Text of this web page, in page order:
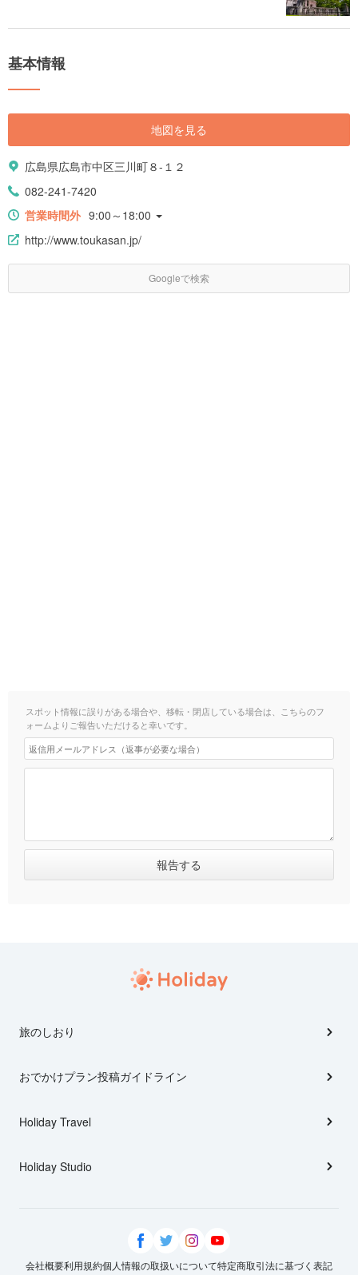
基本情報
地図を見る
広島県広島市中区三川町８-１２
082-241-7420
営業時間外 9:00～18:00
http://www.toukasan.jp/
Googleで検索
スポット情報に誤りがある場合や、移転・閉店している場合は、こちらのフ
ォームよりご報告いただけると幸いです。
旅のしおり
おでかけプラン投稿ガイドライン
Holiday Travel
Holiday Studio
会社概要利用規約個人情報の取扱いについて特定商取引法に基づく表記